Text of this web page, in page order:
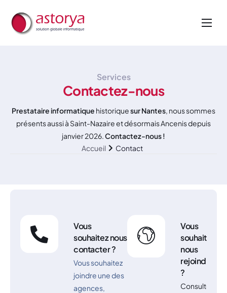
Services
Contactez-nous
Prestataire informatique historiquesur Nantes, nous sommes
présents aussi à Saint-Nazaire et désormais Ancenis depuis
janvier 2026.Contactez-nous !
Accueil
Contact
Vous
souhaitez nous
contacter ?
Vous souhaitez
joindre une des
agences,
Vous
souhaitez
nous
rejoindre
?
Consulter